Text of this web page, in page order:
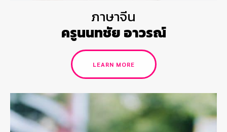
ภาษาจีน
ครูนนทชัย อาวรณ์
LEARN MORE